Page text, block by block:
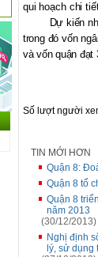
qui hoạch chi
Dự kiến
trong đó vốn
và vốn quận đạt
Số lượt người
TIN MỚI HƠN
Quận 8:
Quận 8 tổ
Quận 8
năm 2013
(30/12/2013)
Nghị định
lý, sử